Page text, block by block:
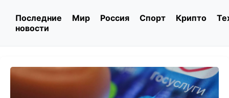
Последние
новости
Мир Россия Спорт Крипто